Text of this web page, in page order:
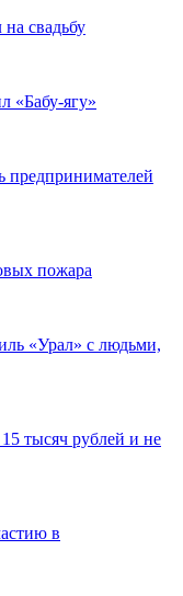
свадьбу
«Бабу-ягу»
предпринимателей
пожара
«Урал» с людьми,
тысяч рублей и не
в